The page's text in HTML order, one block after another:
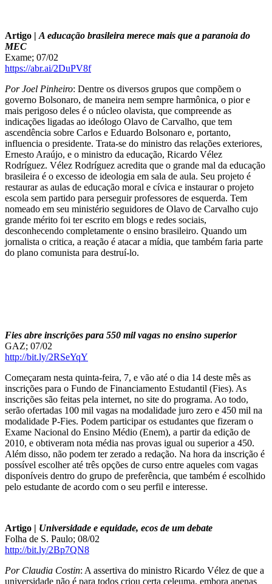
Artigo | A educação brasileira merece mais que a paranoia do
MEC
Exame; 07/02
https://abr.ai/2DuPV8f
Por Joel Pinheiro: Dentre os diversos grupos que compõem o
governo Bolsonaro, de maneira nem sempre harmônica, o pior e
mais perigoso deles é o núcleo olavista, que compreende as
indicações ligadas ao ideólogo Olavo de Carvalho, que tem
ascendência sobre Carlos e Eduardo Bolsonaro e, portanto,
influencia o presidente. Trata-se do ministro das relações exteriores,
Ernesto Araújo, e o ministro da educação, Ricardo Vélez
Rodríguez. Vélez Rodríguez acredita que o grande mal da educação
brasileira é o excesso de ideologia em sala de aula. Seu projeto é
restaurar as aulas de educação moral e cívica e instaurar o projeto
escola sem partido para perseguir professores de esquerda. Tem
nomeado em seu ministério seguidores de Olavo de Carvalho cujo
grande mérito foi ter escrito em blogs e redes sociais,
desconhecendo completamente o ensino brasileiro. Quando um
jornalista o critica, a reação é atacar a mídia, que também faria parte
do plano comunista para destruí-lo.
Fies abre inscrições para 550 mil vagas no ensino superior
GAZ; 07/02
http://bit.ly/2RSeYqY
Começaram nesta quinta-feira, 7, e vão até o dia 14 deste mês as
inscrições para o Fundo de Financiamento Estudantil (Fies). As
inscrições são feitas pela internet, no site do programa. Ao todo,
serão ofertadas 100 mil vagas na modalidade juro zero e 450 mil na
modalidade P-Fies. Podem participar os estudantes que fizeram o
Exame Nacional do Ensino Médio (Enem), a partir da edição de
2010, e obtiveram nota média nas provas igual ou superior a 450.
Além disso, não podem ter zerado a redação. Na hora da inscrição é
possível escolher até três opções de curso entre aqueles com vagas
disponíveis dentro do grupo de preferência, que também é escolhido
pelo estudante de acordo com o seu perfil e interesse.
Artigo | Universidade e equidade, ecos de um debate
Folha de S. Paulo; 08/02
http://bit.ly/2Bp7QN8
Por Claudia Costin: A assertiva do ministro Ricardo Vélez de que a
universidade não é para todos criou certa celeuma, embora apenas